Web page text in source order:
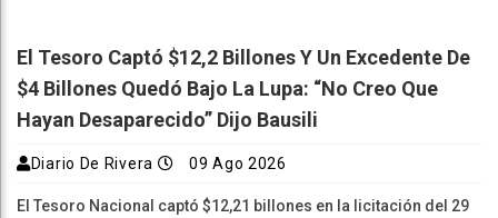
El Tesoro Captó $12,2 Billones Y Un Excedente De
$4 Billones Quedó Bajo La Lupa: “No Creo Que
Hayan Desaparecido” Dijo Bausili
Diario De Rivera 09 Ago 2026
El Tesoro Nacional captó $12,21 billones en la licitación del 29